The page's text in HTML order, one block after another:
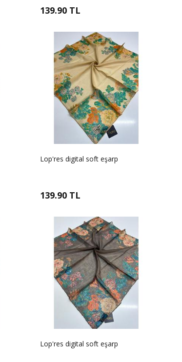
139.90 TL
Lop'res digital soft eşarp
139.90 TL
Lop'res digital soft eşarp